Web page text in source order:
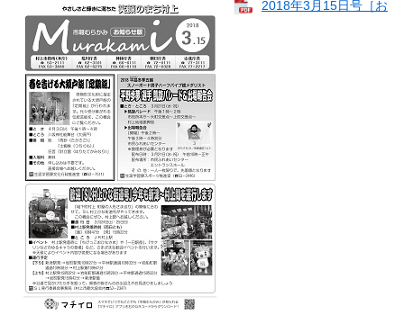
2018年3月15日号［お